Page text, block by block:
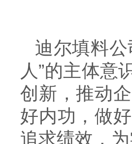
迪尔填料
人”的主体意
创新，推动
好内功，做
追求绩效，